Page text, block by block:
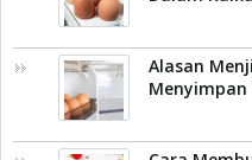
Alasan